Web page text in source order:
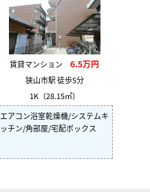
賃貸マンション 6.5万円
狭山市駅 徒歩5分
1K（28.15㎡）
エアコン浴室乾燥機/システムキ
ッチン/角部屋/宅配ボックス